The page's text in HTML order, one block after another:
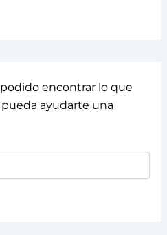
encontrar lo que
ayudarte una